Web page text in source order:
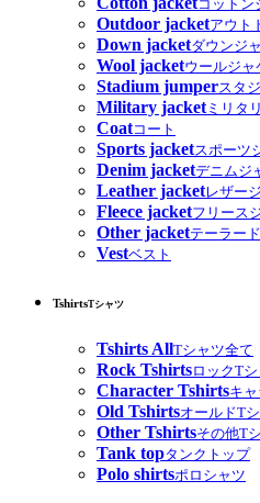
コットン
Outdoor jacketアウト
Down jacketダウンジ
Wool jacketウールジャ
Stadium jumperスタ
Military jacketミリタ
Coatコート
Sports jacketスポーツ
Denim jacketデニムジ
Leather jacketレザー
Fleece jacketフリース
Other jacketテーラー
Vestベスト
TshirtsTシャツ
Tshirts AllTシャツ全て
Rock TshirtsロックT
Character Tshirtsキ
Old TshirtsオールドT
Other Tshirtsその他T
Tank topタンクトップ
Polo shirtsポロシャツ